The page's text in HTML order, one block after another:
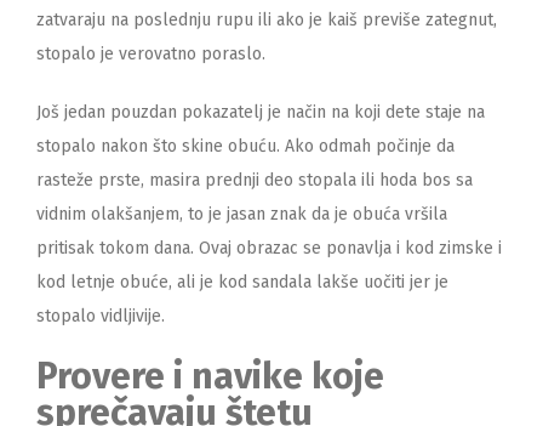
zatvaraju na poslednju rupu ili ako je kaiš previše zategnut,
stopalo je verovatno poraslo.
Još jedan pouzdan pokazatelj je način na koji dete staje na
stopalo nakon što skine obuću. Ako odmah počinje da
rasteže prste, masira prednji deo stopala ili hoda bos sa
vidnim olakšanjem, to je jasan znak da je obuća vršila
pritisak tokom dana. Ovaj obrazac se ponavlja i kod zimske i
kod letnje obuće, ali je kod sandala lakše uočiti jer je
stopalo vidljivije.
Provere i navike koje
sprečavaju štetu